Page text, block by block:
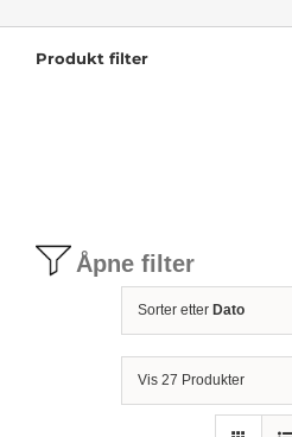
Instrumenter og tilbehør
Bager/ etuier
Åpne filter
Sorter etter Dato
Vis 27 Produkter
Produkt filter